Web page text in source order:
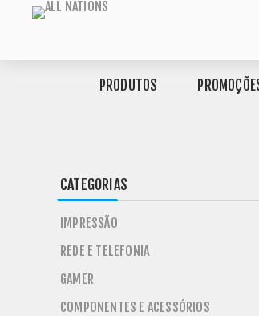
PRODUTOS
CATEGORIAS
IMPRESSÃO
REDE E TELEFONIA
GAMER
COMPONENTES E ACESSÓRIOS